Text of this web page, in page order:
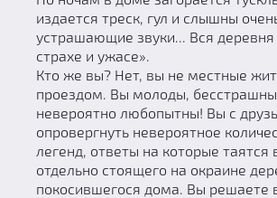
издается треск, гул и слышны
устрашающие звуки... Вся
страхе и ужасе».
Кто же вы? Нет, вы не местные
проездом. Вы молоды,
невероятно любопытны! Вы с
опровергнуть невероятное
легенд, ответы на которые таятся
отдельно стоящего на окраине
покосившегося дома. Вы решаете